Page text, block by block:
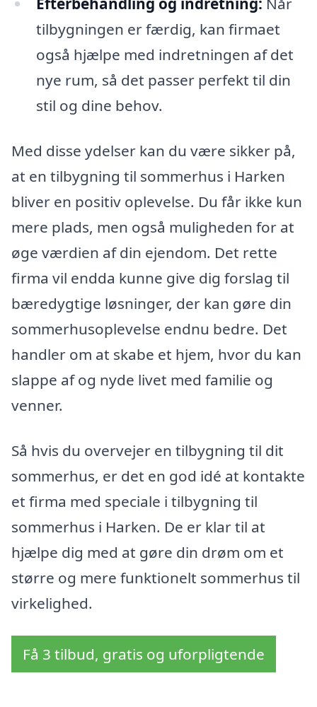
tilbygningen er færdig, kan firmaet
også hjælpe med indretningen af det
nye rum, så det passer perfekt til din
stil og dine behov.
Med disse ydelser kan du være sikker på,
at en tilbygning til sommerhus i Harken
bliver en positiv oplevelse. Du får ikke kun
mere plads, men også muligheden for at
øge værdien af din ejendom. Det rette
firma vil endda kunne give dig forslag til
bæredygtige løsninger, der kan gøre din
sommerhusoplevelse endnu bedre. Det
handler om at skabe et hjem, hvor du kan
slappe af og nyde livet med familie og
venner.
Så hvis du overvejer en tilbygning til dit
sommerhus, er det en god idé at kontakte
et firma med speciale i tilbygning til
sommerhus i Harken. De er klar til at
hjælpe dig med at gøre din drøm om et
større og mere funktionelt sommerhus til
virkelighed.
Få 3 tilbud, gratis og uforpligtende